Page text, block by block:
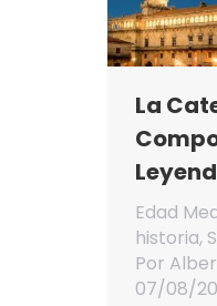
La
Edad
historia,
Por
07/08/